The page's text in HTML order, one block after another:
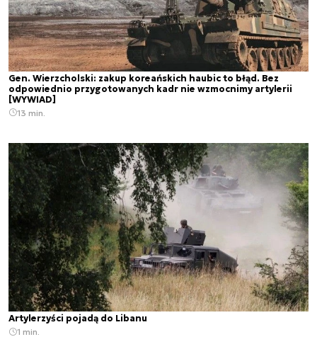
Gen. Wierzcholski: zakup koreańskich haubic to błąd. Bez
odpowiednio przygotowanych kadr nie wzmocnimy artylerii
[WYWIAD]
13 min.
Artylerzyści pojadą do Libanu
1 min.